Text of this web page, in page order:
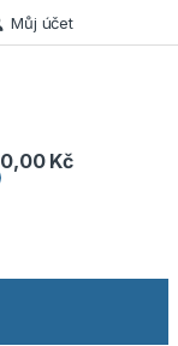
Můj účet
0,00 Kč